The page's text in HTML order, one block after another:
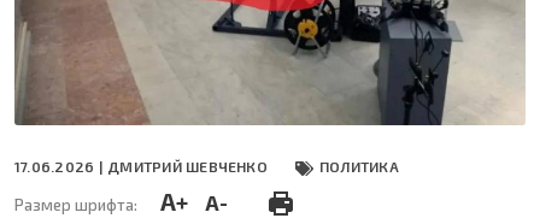
17.06.2026 | ДМИТРИЙ ШЕВЧЕНКО ПОЛИТИКА
Размер шрифта: A+ A-